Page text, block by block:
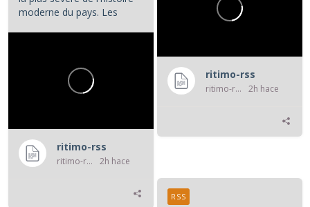
ritimo-rss
ritimo-rss 2h hace
moderne du pays. Les
ritimo-rss
ritimo-rss 2h hace
RSS